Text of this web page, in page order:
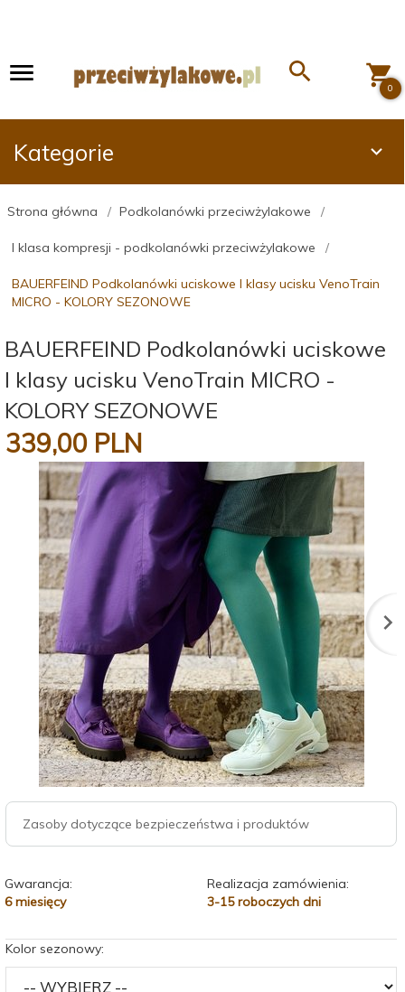
0
Kategorie
Strona główna Podkolanówki przeciwżylakowe
I klasa kompresji - podkolanówki przeciwżylakowe
BAUERFEIND Podkolanówki uciskowe I klasy ucisku VenoTrain
MICRO - KOLORY SEZONOWE
BAUERFEIND Podkolanówki uciskowe
I klasy ucisku VenoTrain MICRO -
KOLORY SEZONOWE
339,00 PLN
Zasoby dotyczące bezpieczeństwa i produktów
Gwarancja:
6 miesięcy
Realizacja zamówienia:
3-15 roboczych dni
Kolor sezonowy: